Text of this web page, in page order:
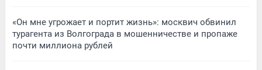
«Он мне угрожает и портит жизнь»: москвич обвинил
турагента из Волгограда в мошенничестве и пропаже
почти миллиона рублей